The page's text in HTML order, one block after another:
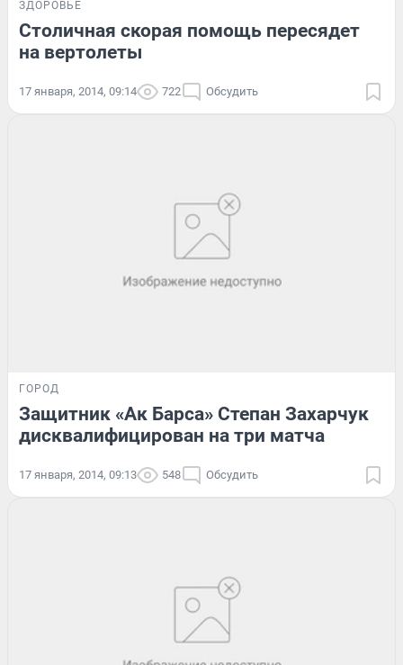
ЗДОРОВЬЕ
Столичная скорая помощь пересядет
на вертолеты
17 января, 2014, 09:14 722 Обсудить
ГОРОД
Защитник «Ак Барса» Степан Захарчук
дисквалифицирован на три матча
17 января, 2014, 09:13 548 Обсудить